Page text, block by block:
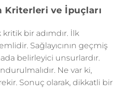
Kriterleri ve İpuçları
bir adımdır. İlk
Sağlayıcının geçmiş
belirleyici unsurlardır.
Ne var ki,
Sonuç olarak, dikkatli bir